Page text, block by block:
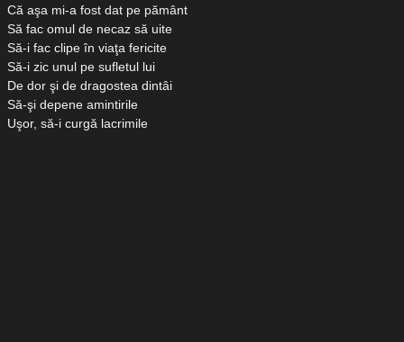
Că aşa mi-a fost dat pe pământ
Să fac omul de necaz să uite
Să-i fac clipe în viaţa fericite
Să-i zic unul pe sufletul lui
De dor şi de dragostea dintâi
Să-şi depene amintirile
Uşor, să-i curgă lacrimile